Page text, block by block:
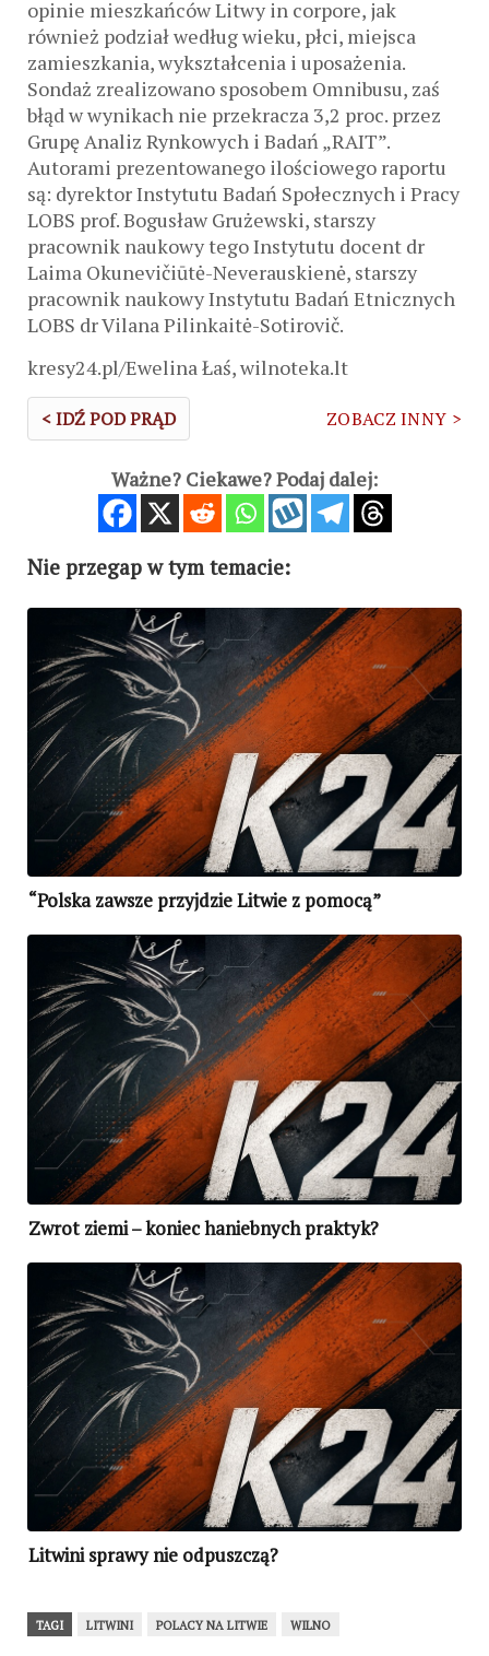
opinie mieszkańców Litwy in corpore, jak
również podział według wieku, płci, miejsca
zamieszkania, wykształcenia i uposażenia.
Sondaż zrealizowano sposobem Omnibusu, zaś
błąd w wynikach nie przekracza 3,2 proc. przez
Grupę Analiz Rynkowych i Badań „RAIT”.
Autorami prezentowanego ilościowego raportu
są: dyrektor Instytutu Badań Społecznych i Pracy
LOBS prof. Bogusław Grużewski, starszy
pracownik naukowy tego Instytutu docent dr
Laima Okunevičiūtė-Neverauskienė, starszy
pracownik naukowy Instytutu Badań Etnicznych
LOBS dr Vilana Pilinkaitė-Sotirovič.
kresy24.pl/Ewelina Łaś, wilnoteka.lt
< IDŹ POD PRĄD ZOBACZ INNY >
Ważne? Ciekawe? Podaj dalej:
Nie przegap w tym temacie:
“Polska zawsze przyjdzie Litwie z pomocą”
Zwrot ziemi – koniec haniebnych praktyk?
Litwini sprawy nie odpuszczą?
TAGI LITWINI POLACY NA LITWIE WILNO